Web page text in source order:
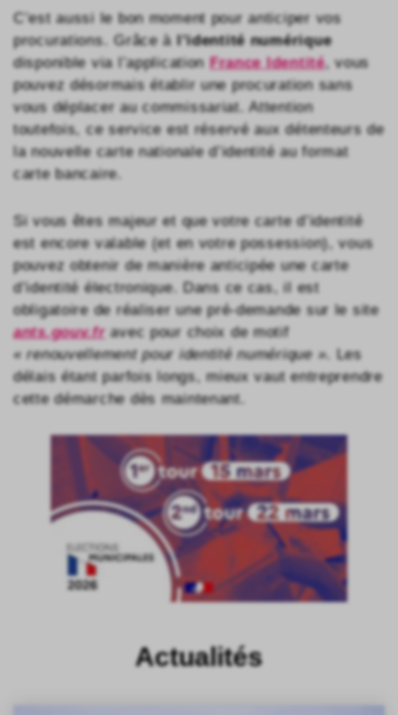
C’est aussi le bon moment pour anticiper vos
procurations. Grâce à l’identité numérique
disponible via l’application France Identité, vous
pouvez désormais établir une procuration sans
vous déplacer au commissariat. Attention
toutefois, ce service est réservé aux détenteurs de
la nouvelle carte nationale d’identité au format
carte bancaire.
Si vous êtes majeur et que votre carte d’identité
est encore valable (et en votre possession), vous
pouvez obtenir de manière anticipée une carte
d’identité électronique. Dans ce cas, il est
obligatoire de réaliser une pré-demande sur le site
ants.gouv.fravec pour choix de motif
« renouvellement pour identité numérique ». Les
délais étant parfois longs, mieux vaut entreprendre
cette démarche dès maintenant.
Actualités